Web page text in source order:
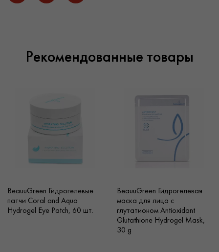
чтобы выбрать и купить актуальный товар. Возможна
нашем сайте – это только трендовые позиции, доступные
цены и выгодные условия сотрудничества.
Рекомендованные товары
BeauuGreen Гидрогелевые
патчи Coral and Aqua
Hydrogel Eye Patch, 60 шт.
BeauuGreen Гидрогелевая
маска для лица с
глутатионом Antioxidant
Glutathione Hydrogel Mask,
30 g